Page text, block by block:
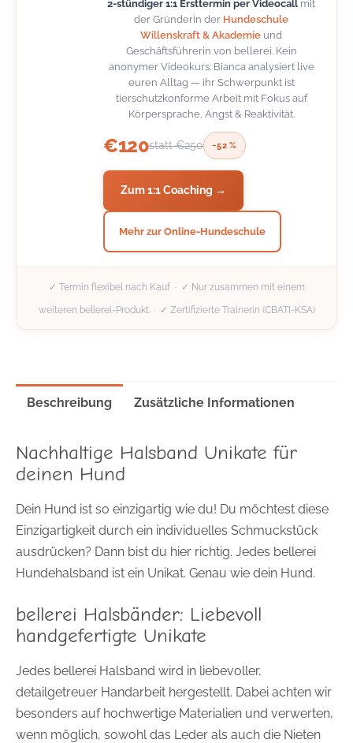
2-stündiger 1:1 Ersttermin per Videocall mit
der Gründerin der Hundeschule
Willenskraft & Akademie und
Geschäftsführerin von bellerei. Kein
anonymer Videokurs: Bianca analysiert live
euren Alltag — ihr Schwerpunkt ist
tierschutzkonforme Arbeit mit Fokus auf
Körpersprache, Angst & Reaktivität.
€120statt €250 −52 %
Zum 1:1 Coaching →
Mehr zur Online-Hundeschule
✓ Termin flexibel nach Kauf · ✓ Nur zusammen mit einem
weiteren bellerei-Produkt · ✓ Zertifizierte Trainerin (CBATI-KSA)
Beschreibung Zusätzliche Informationen
Nachhaltige Halsband Unikate für
deinen Hund
Dein Hund ist so einzigartig wie du! Du möchtest diese
Einzigartigkeit durch ein individuelles Schmuckstück
ausdrücken? Dann bist du hier richtig. Jedes bellerei
Hundehalsband ist ein Unikat. Genau wie dein Hund.
bellerei Halsbänder: Liebevoll
handgefertigte Unikate
Jedes bellerei Halsband wird in liebevoller,
detailgetreuer Handarbeit hergestellt. Dabei achten wir
besonders auf hochwertige Materialien und verwerten,
wenn möglich, sowohl das Leder als auch die Nieten